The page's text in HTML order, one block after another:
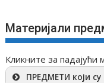
Материјали
Кликните за падајући
ПРЕДМЕТИ који